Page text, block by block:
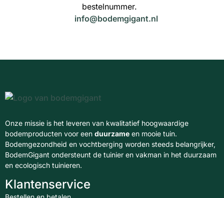
bestelnummer.
info@bodemgigant.nl
Onze missie is het leveren van kwalitatief hoogwaardige
bodemproducten voor een duurzame en mooie tuin.
Bodemgezondheid en vochtberging worden steeds belangrijker,
BodemGigant ondersteunt de tuinier en vakman in het duurzaam
en ecologisch tuinieren.
Klantenservice